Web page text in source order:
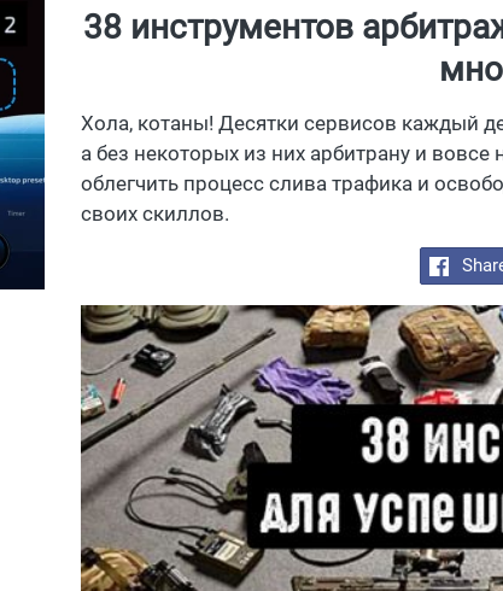
38 инструментов
Хола, котаны! Десятки сервисов каждый
а без некоторых из них арбитрану и
облегчить процесс слива трафика и
своих скиллов.